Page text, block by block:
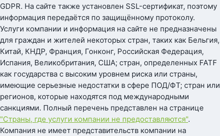
GDPR. На сайте также установлен SSL-сертификат, поэтому
информация передаётся по защищённому протоколу.
Услуги компании и информация на сайте не предназначены
для граждан и жителей некоторых стран, таких как Бельгия,
Китай, КНДР, Франция, Гонконг, Российская Федерация,
Испания, Великобритания, США; стран, определенных FATF
как государства с высоким уровнем риска или страны,
имеющие серьезные недостатки в сфере ПОД/ФТ; стран или
регионов, которые находятся под международными
санкциями. Полный перечень представлен на странице
"Страны, где услуги компании не предоставляются".
Компания не имеет представительств компании на